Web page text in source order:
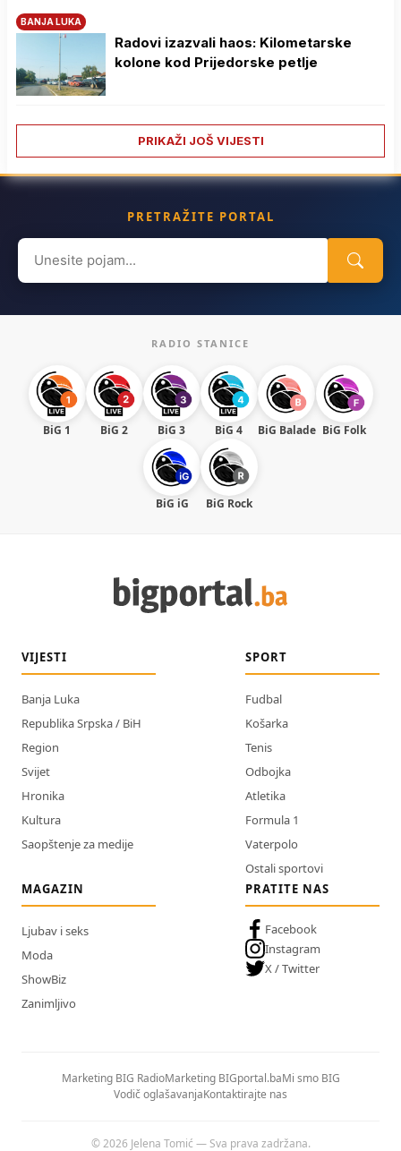
BANJA LUKA
Radovi izazvali haos: Kilometarske
kolone kod Prijedorske petlje
PRIKAŽI JOŠ VIJESTI
PRETRAŽITE PORTAL
Search
for:
RADIO STANICE
BiG 1 BiG 2 BiG 3 BiG 4 BiG Balade BiG Folk
BiG iG BiG Rock
VIJESTI
Banja Luka
Republika Srpska / BiH
Region
Svijet
Hronika
Kultura
Saopštenje za medije
SPORT
Fudbal
Košarka
Tenis
Odbojka
Atletika
Formula 1
Vaterpolo
Ostali sportovi
MAGAZIN
Ljubav i seks
Moda
ShowBiz
Zanimljivo
PRATITE NAS
Facebook
Instagram
X / Twitter
Marketing BIG RadioMarketing BIGportal.baMi smo BIG
Vodič oglašavanjaKontaktirajte nas
© 2026 Jelena Tomić — Sva prava zadržana.